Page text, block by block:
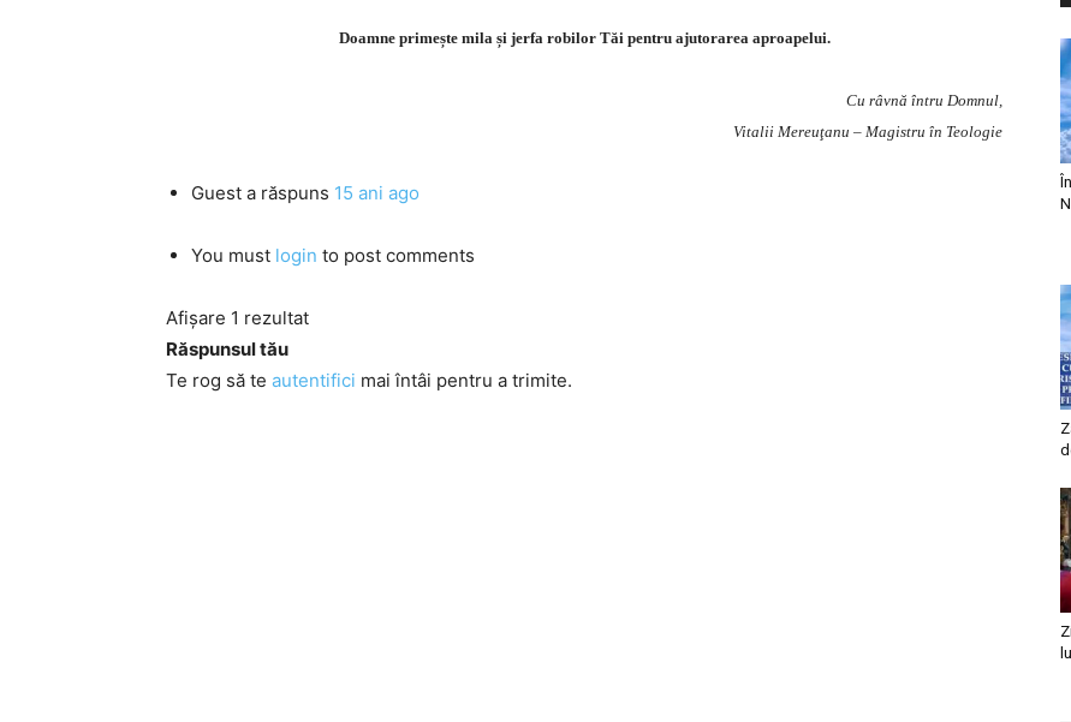
Doamne primește mila și jerfa robilor Tăi pentru ajutorarea aproapelui.
Cu râvnă întru Domnul,
Vitalii Mereuţanu – Magistru în Teologie
Guest a răspuns 15 ani ago
You must login to post comments
Afișare 1 rezultat
Răspunsul tău
Te rog să te autentifici mai întâi pentru a trimite.